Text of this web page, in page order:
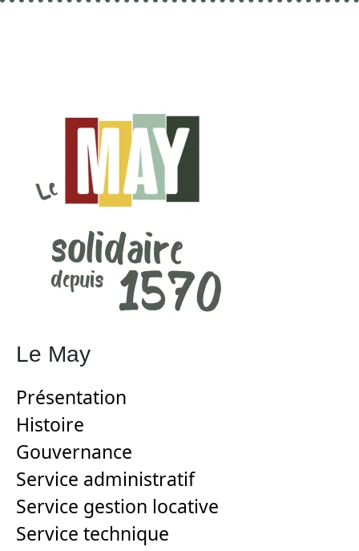
Le May
Présentation
Histoire
Gouvernance
Service administratif
Service gestion locative
Service technique